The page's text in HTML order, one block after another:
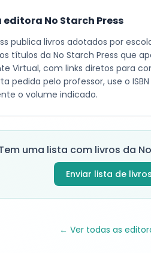
editora No Starch Press
publica livros adotados por
títulos da No Starch Press que
Virtual, com links diretos para
pedida pelo professor, use o
o volume indicado.
uma lista com livros da
Enviar lista de livros
← Ver todas as